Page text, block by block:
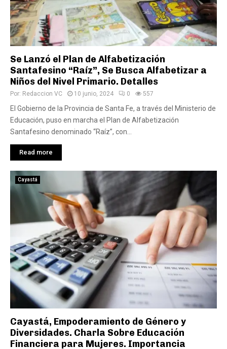
Se Lanzó el Plan de Alfabetización
Santafesino “Raíz”, Se Busca Alfabetizar a
Niños del Nivel Primario. Detalles
Por: Redaccion VC 10 junio, 2024 0 557
El Gobierno de la Provincia de Santa Fe, a través del Ministerio de
Educación, puso en marcha el Plan de Alfabetización
Santafesino denominado “Raíz”, con...
Read more
Cayastá
Cayastá, Empoderamiento de Género y
Diversidades. Charla Sobre Educación
Financiera para Mujeres. Importancia